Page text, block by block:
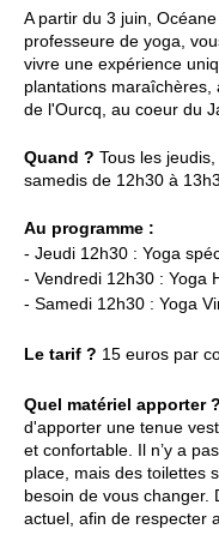
A partir du 3 juin, Océane
professeure de yoga,
vivre une expérience
plantations maraîchères,
de l'Ourcq, au coeur du
Quand ? Tous les
samedis de 12h30 à
Au programme :
- Jeudi 12h30 : Yoga
- Vendredi 12h30 : Yoga
- Samedi 12h30 : Yoga
Le tarif ? 15 euros par
Quel matériel apporter ?
d'apporter une tenue
et confortable. Il n’y a
place, mais des toilettes
besoin de vous changer.
actuel, afin de respecter